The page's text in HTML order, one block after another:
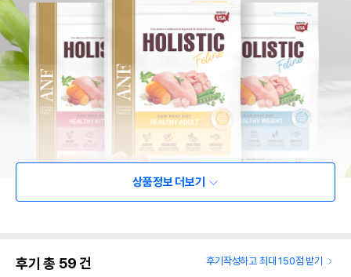
상품정보 더보기
후기 총 59건 후기작성하고 최대 150점 받기